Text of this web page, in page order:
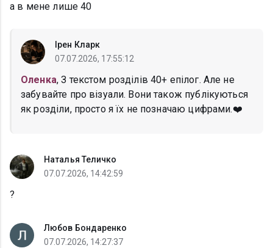
а в мене лише 40
Ірен Кларк
07.07.2026, 17:55:12
Оленка, З текстом розділів 40+ епілог. Але не
забувайте про візуали. Вони також публікуються
як розділи, просто я їх не позначаю цифрами.❤️
Наталья Теличко
07.07.2026, 14:42:59
?
Любов Бондаренко
07.07.2026, 14:27:37